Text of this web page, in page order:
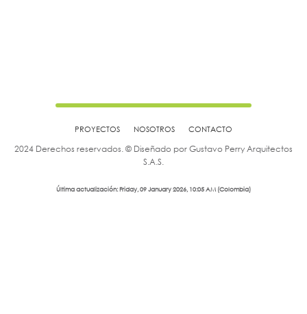
PROYECTOS NOSOTROS CONTACTO
2024 Derechos reservados. © Diseñado por Gustavo Perry Arquitectos
S.A.S.
Última actualización: Friday, 09 January 2026, 10:05 AM (Colombia)